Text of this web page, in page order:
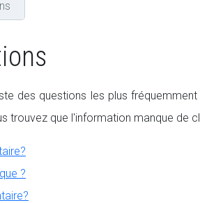
des questions les plus
trouvez que l'information manque de
?